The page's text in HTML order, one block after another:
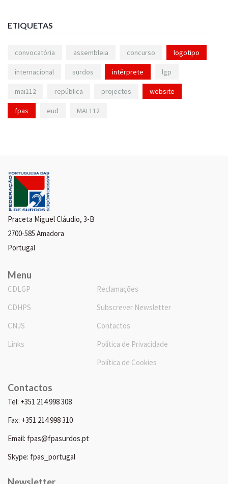
ETIQUETAS
convocatória assembleia concurso logotipo
internacional surdos intérprete lgp
mai112 república projectos website
fpas eud MAI 112
Praceta Miguel Cláudio, 3-B
2700-585 Amadora
Portugal
Menu
CDLGP
CDHPS
CNJS
Links
Reclamações
Subscrever Newsletter
Contactos
Política de Privacidade
Política de Cookies
Contactos
Tel: +351 214 998 308
Fax: +351 214 998 310
Email: fpas@fpasurdos.pt
Skype: fpas_portugal